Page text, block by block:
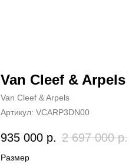
Van Cleef &
Van Cleef & Arpels
Артикул: VCARP3DN00
935 000 р. 2 697 000 р.
Размер